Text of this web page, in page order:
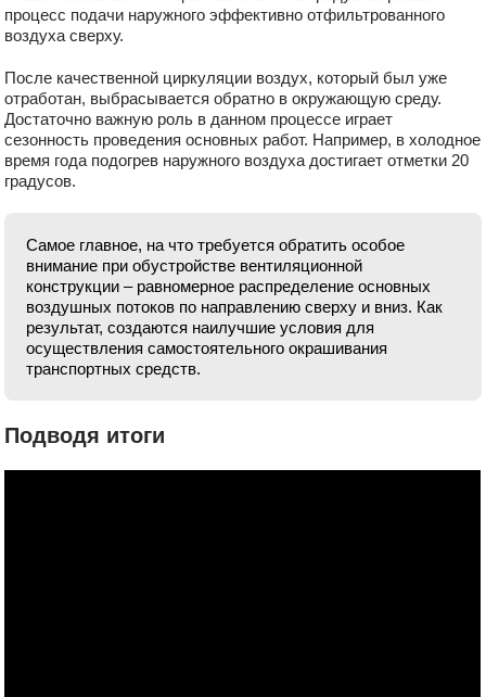
процесс подачи наружного эффективно отфильтрованного
воздуха сверху.
После качественной циркуляции воздух, который был уже
отработан, выбрасывается обратно в окружающую среду.
Достаточно важную роль в данном процессе играет
сезонность проведения основных работ. Например, в холодное
время года подогрев наружного воздуха достигает отметки 20
градусов.
Самое главное, на что требуется обратить особое
внимание при обустройстве вентиляционной
конструкции – равномерное распределение основных
воздушных потоков по направлению сверху и вниз. Как
результат, создаются наилучшие условия для
осуществления самостоятельного окрашивания
транспортных средств.
Подводя итоги